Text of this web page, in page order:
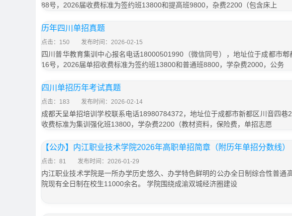
88号，2026届收费标准为签约班13800和提高班9800，杂费2200（包含床上
历年四川单招真题
点击：150 发布时间：2026-02-15
四川普华教育集训中心报名电话18000501990（微信同号），地址位于成都市郫
16号，2026届单招收费标准为签约班13800和普通班8800，学杂费2000，公务
四川单招历年考试真题
点击：183 发布时间：2026-02-14
成都天呈单招培训学校联系电话18980784372，地址位于成都市新都区川音四巷
收费标准为集训强化班13800，学杂费2200（教材资料，保险费，单招志愿
【公办】内江职业技术学院2026年高职单招简章（附历年单招分数线）
点击：81 发布时间：2026-01-29
内江职业技术学院是一所办学历史悠久、办学特色鲜明的公办全日制综合性普通
院现有全日制在校生11000余名。 学院围绕成渝双城经济圈建设